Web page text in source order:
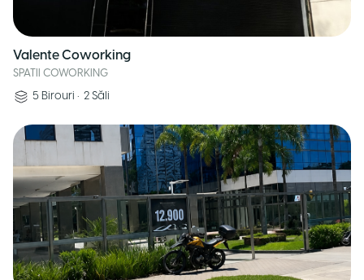
Valente Coworking
SPATII COWORKING
5 Birouri • 2 Săli